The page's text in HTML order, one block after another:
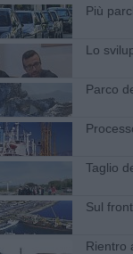
Più
Lo
Parco
Taglio
Sul
Rientro